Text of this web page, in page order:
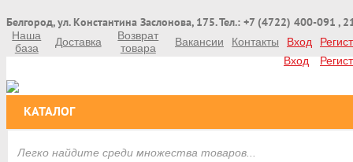
Белгород, ул. Константина Заслонова, 175. Тел.: +7 (4722) 400-091 ,
Наша
база
Доставка
Возврат
товара
Вакансии Контакты Вход
Вход
КАТАЛОГ